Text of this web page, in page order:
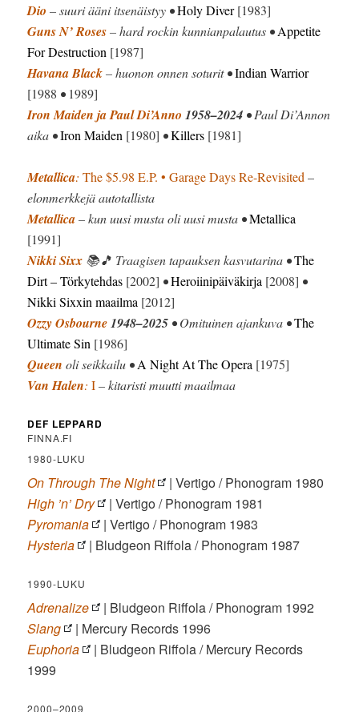
Dio – suuri ääni itsenäistyy •Holy Diver[1983]
Guns N’ Roses– hard rockin kunnianpalautus •Appetite
For Destruction [1987]
Havana Black– huonon onnen soturit •Indian Warrior
[1988 •1989]
Iron Maiden ja Paul Di’Anno 1958–2024 • Paul Di’Annon
aika •Iron Maiden [1980] •Killers [1981]
Metallica: The $5.98 E.P. • Garage Days Re-Revisited –
elonmerkkejä autotallista
Metallica– kun uusi musta oli uusi musta •Metallica
[1991]
Nikki Sixx 📚🎵 Traagisen tapauksen kasvutarina •The
Dirt – Törkytehdas [2002] •Heroiinipäiväkirja [2008] •
Nikki Sixxin maailma [2012]
Ozzy Osbourne1948–2025 • Omituinen ajankuva •The
Ultimate Sin [1986]
Queen oli seikkailu •A Night At The Opera [1975]
Van Halen:I– kitaristi muutti maailmaa
DEF LEPPARD
FINNA.FI
1980-LUKU
On Through The Night
| Vertigo / Phonogram 1980
High ’n’ Dry
| Vertigo / Phonogram 1981
Pyromania
| Vertigo / Phonogram 1983
Hysteria
| Bludgeon Riffola / Phonogram 1987
1990-LUKU
Adrenalize
| Bludgeon Riffola / Phonogram 1992
Slang
| Mercury Records 1996
Euphoria
| Bludgeon Riffola / Mercury Records
1999
2000–2009